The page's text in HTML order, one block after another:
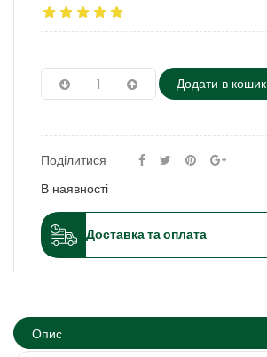
Додати в кошик
Поділитися
В наявності
Доставка та оплата
Опис